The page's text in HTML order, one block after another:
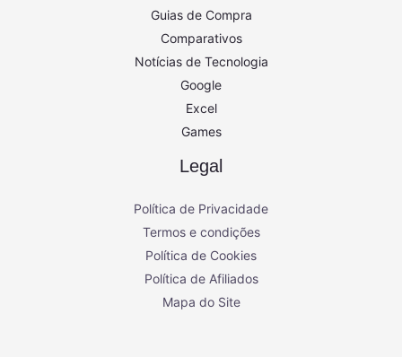
Guias de Compra
Comparativos
Notícias de Tecnologia
Google
Excel
Games
Legal
Política de Privacidade
Termos e condições
Política de Cookies
Política de Afiliados
Mapa do Site